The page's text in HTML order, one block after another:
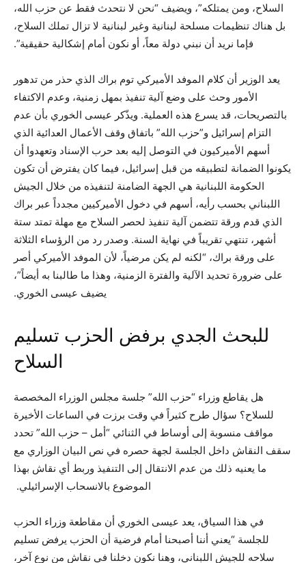
السلاح، ومن يمتلكه”، ويضيف “نحن لا نتحدث فقط عن حزب الله،
بل هناك تنظيمات مسلحة لبنانية وغير لبنانية لا تزال تملك السلاح،
فإما نريد أن نبني دولة معاً، أو نكون أمام إشكالية حقيقية”.
يعد الوزير أن كلام الموفد الأميركي توم براك الذي حذر من تدهور
الأمور وحث على وضع آلية تنفيذ بمهل زمنية، وعدم الاكتفاء
بالتصريحات، قد يسرع هذه العملية. ويذّكر عيسى الخوري بأن عدم
التزام إسرائيل و”حزب الله” باتفاق وقف الأعمال العدائية الذي
أسهم الأميركيون في التوصل إليه بعد حرب الإسناد وتعهدوا أن
يكونوا الضمانة لتطبيقه من قبل إسرائيل، فيما كان يفترض أن تكون
الحكومة اللبنانية هي الجهة الضامنة لتنفيذه من خلال الجيش
اللبناني بحسب رأيه، أسهم في دخول الأميركيين مجدداً عبر براك
الذي قدم ورقة تتضمن آلية تنفيذ لحصر السلاح مع مهلة تمتد ستة
أشهر، تنتهي تقريباً في نهاية السنة. وصدر رد من الرؤساء الثلاثة
على ورقة براك، “لكنه لم يكن مرضياً، لأن الموفد الأميركي أصر
على ضرورة تحديد الآلية والفترة الزمنية، وهذا ما طالبنا به أيضاً”،
يضيف عيسى الخوري.
للبحث الجدي برفض الحزب تسليم
السلاح
هل يقاطع وزراء “حزب الله” جلسة مجلس الوزراء المخصصة
للسلاح؟ سؤال طرح كثيراً في وقت برزت في الساعات الأخيرة
مواقف منسوبة إلى أوساط في الثنائي “أمل – حزب الله” تحدد
سقف النقاش داخل الجلسة لجهة حصره في نص البيان الوزاري مع
ما يعنيه ذلك من عدم الانتقال إلى التنفيذ وربط أي نقاش بهذا
الموضوع بالانسحاب الإسرائيلي.
في هذا السياق، يعد عيسى الخوري أن مقاطعة وزراء الحزب
للجلسة “يعني أننا أصبحنا أمام فرضية أن الحزب يرفض تسليم
سلاحه للجيش اللبناني، وهنا نكون دخلنا في نقاش من نوع آخر،